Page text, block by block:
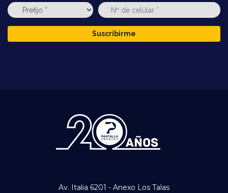
Suscribirme
Av. Italia 6201 - Anexo Los Talas